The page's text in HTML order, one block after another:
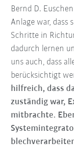
Bernd D.
Anlage war, dass
Schritte in
dadurch lernen
uns auch, dass
berücksichtigt
hilfreich, dass
zuständig war,
mitbrachte.